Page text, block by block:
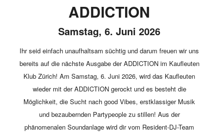
ADDICTION
Samstag, 6. Juni 2026
Ihr seid einfach unaufhaltsam süchtig und darum freuen wir uns
bereits auf die nächste Ausgabe der ADDICTION im Kaufleuten
Klub Zürich! Am Samstag, 6. Juni 2026, wird das Kaufleuten
wieder mit der ADDICTION gerockt und es besteht die
Möglichkeit, die Sucht nach good Vibes, erstklassiger Musik
und bezaubernden Partypeople zu stillen! Aus der
phänomenalen Soundanlage wird dir vom Resident-DJ-Team